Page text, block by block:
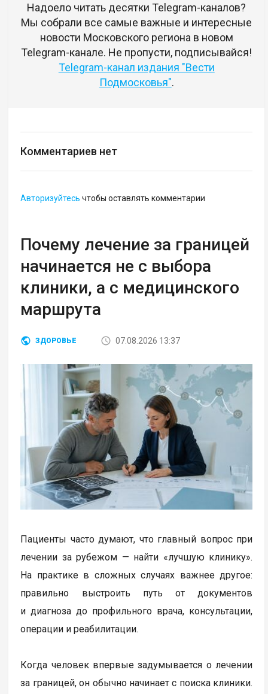
Надоело читать десятки Telegram-каналов?
Мы собрали все самые важные и интересные
новости Московского региона в новом
Telegram-канале. Не пропусти, подписывайся!
Telegram-канал издания "Вести
Подмосковья".
Комментариев нет
Авторизуйтесь чтобы оставлять комментарии
Почему лечение за границей
начинается не с выбора
клиники, а с медицинского
маршрута
ЗДОРОВЬЕ 07.08.2026 13:37
Пациенты часто думают, что главный вопрос при
лечении за рубежом — найти «лучшую клинику».
На практике в сложных случаях важнее другое:
правильно выстроить путь от документов
и диагноза до профильного врача, консультации,
операции и реабилитации.
Когда человек впервые задумывается о лечении
за границей, он обычно начинает с поиска клиники.